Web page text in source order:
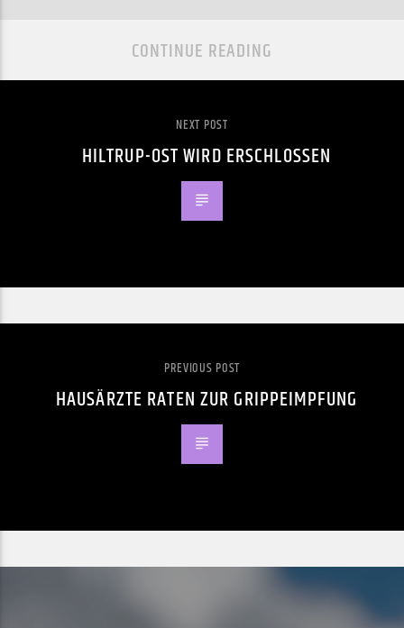
CONTINUE READING
NEXT POST
HILTRUP-OST WIRD ERSCHLOSSEN
PREVIOUS POST
HAUSÄRZTE RATEN ZUR GRIPPEIMPFUNG